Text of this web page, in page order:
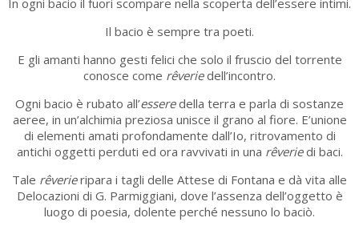
Il bacio è sempre tra poeti.
E gli amanti hanno gesti felici che solo il fruscio del torrente
conosce come rêveriedell’incontro.
Ogni bacio è rubato all’esseredella terra e parla di sostanze
aeree, in un’alchimia preziosa unisce il grano al fiore. E’unione
di elementi amati profondamente dall’Io, ritrovamento di
antichi oggetti perduti ed ora ravvivati in una rêveriedi baci.
Tale rêverieripara i tagli delle Attese di Fontana e dà vita alle
Delocazioni di G. Parmiggiani, dove l’assenza dell’oggetto è
luogo di poesia, dolente perché nessuno lo baciò.